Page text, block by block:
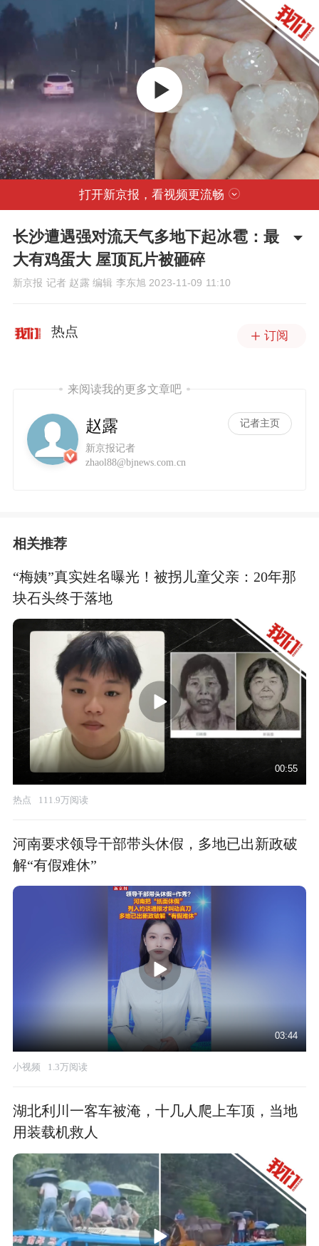
打开新京报，看视频更流畅
长沙遭遇强对流天气多地下起冰雹：最
大有鸡蛋大 屋顶瓦片被砸碎
新京报 记者 赵露 编辑 李东旭 2023-11-09 11:10
热点 订阅
来阅读我的更多文章吧
赵露
新京报记者
记者主页
zhaol88@bjnews.com.cn
相关推荐
“梅姨”真实姓名曝光！被拐儿童父亲：20年那
块石头终于落地
00:55
热点 111.9万阅读
河南要求领导干部带头休假，多地已出新政破
解“有假难休”
03:44
小视频 1.3万阅读
湖北利川一客车被淹，十几人爬上车顶，当地
用装载机救人